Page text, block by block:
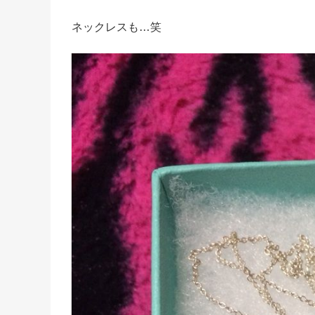
ネックレスも…笑